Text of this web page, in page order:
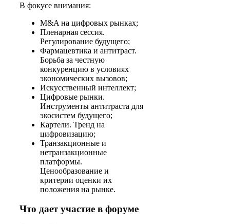
В фокусе внимания:
M&A на цифровых рынках;
Пленарная сессия.
Регулирование будущего;
Фармацевтика и антитраст.
Борьба за честную
конкуренцию в условиях
экономических вызовов;
Искусственный интеллект;
Цифровые рынки.
Инструменты антитраста для
экосистем будущего;
Картели. Тренд на
цифровизацию;
Транзакционные и
нетранзакционные
платформы.
Ценообразование и
критерии оценки их
положения на рынке.
Что дает участие в форуме